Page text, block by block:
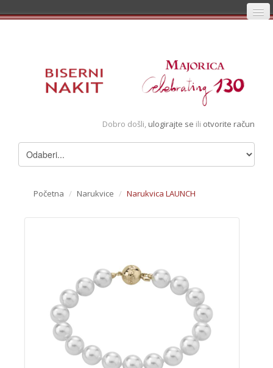
Registracija
Pregledani artikli
Dobro došli, ulogirajte se ili otvorite račun
Početna / Narukvice / Narukvica LAUNCH